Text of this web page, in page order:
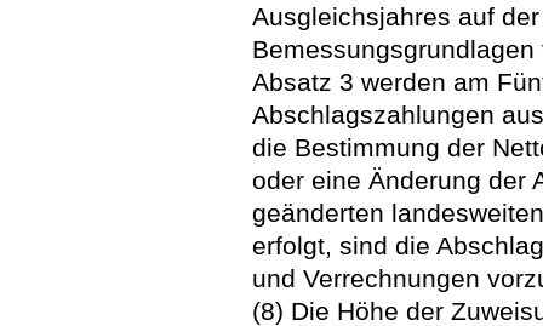
Ausgleichsjahres auf
Absatz 3 werden am
Abschlagszahlungen
die Bestimmung der
oder eine Änderung der
geänderten
erfolgt, sind die
und Verrechnungen
(8) Die Höhe der